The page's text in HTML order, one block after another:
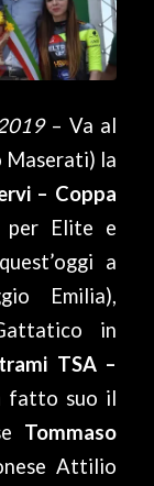
– Va al
Maserati) la
– Coppa
per Elite e
a
Emilia),
in
TSA –
fatto suo il
Tommaso
Attilio